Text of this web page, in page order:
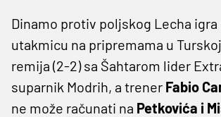
Dinamo protiv poljskog Lecha igra
utakmicu na pripremama u
remija (2-2) sa Šahtarom lider
suparnik Modrih, a trener Fabio
ne može računati na Petkovića i